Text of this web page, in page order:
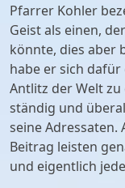
Pfarrer Kohler
Geist als einen,
könnte, dies aber
habe er sich
Antlitz der Welt zu
ständig und
seine
Beitrag leisten
und eigentlich